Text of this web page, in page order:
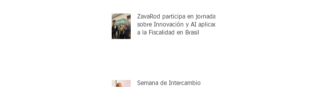
ZavaRod participa en jornada
sobre Innovación y AI aplicada
a la Fiscalidad en Brasil
Semana de Intercambio